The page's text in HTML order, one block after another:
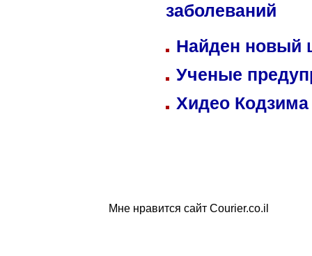
заболеваний
Найден
Ученые
Хидео
Мне нравится сайт Courier.co.il